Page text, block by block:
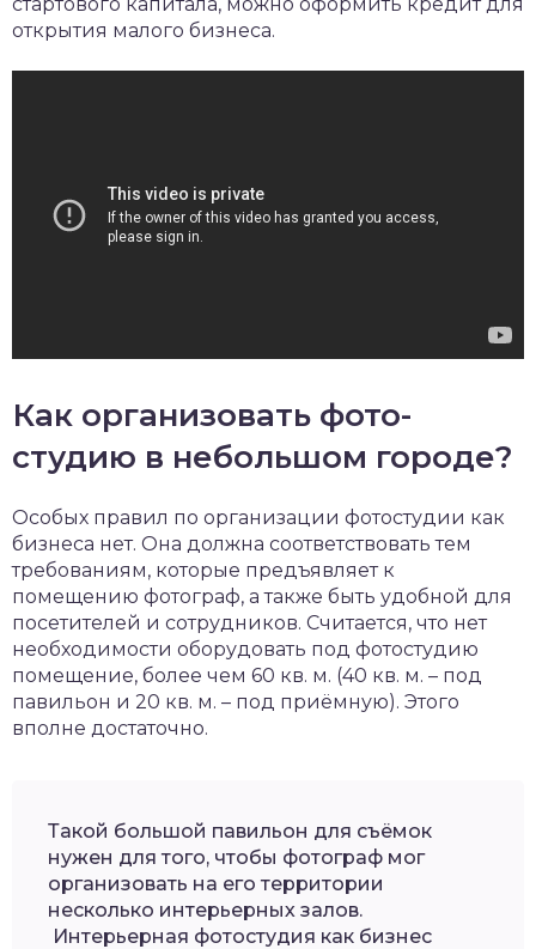
открытия малого бизнеса.
Как организовать фото-
студию в небольшом городе?
Особых правил по организации фотостудии как
бизнеса нет. Она должна соответствовать тем
требованиям, которые предъявляет к
помещению фотограф, а также быть удобной для
посетителей и сотрудников. Считается, что нет
необходимости оборудовать под фотостудию
помещение, более чем 60 кв. м. (40 кв. м. – под
павильон и 20 кв. м. – под приёмную). Этого
вполне достаточно.
Такой большой павильон для съёмок
нужен для того, чтобы фотограф мог
организовать на его территории
несколько интерьерных залов.
Интерьерная фотостудия как бизнес